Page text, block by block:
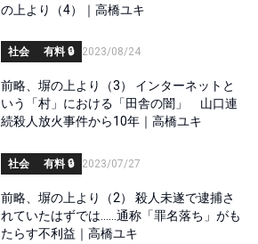
の上より（4）｜高橋ユキ
社会 有料 🔒 2023/08/24
前略、塀の上より（3） インターネットと
いう「村」における「田舎の闇」 山口連
続殺人放火事件から10年｜高橋ユキ
社会 有料 🔒 2023/07/27
前略、塀の上より（2） 殺人未遂で逮捕さ
れていたはずでは……通称「罪名落ち」がも
たらす不利益｜高橋ユキ